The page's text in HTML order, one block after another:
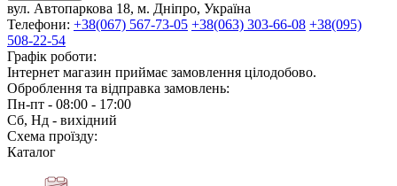
вул. Автопаркова 18, м. Дніпро, Україна
Телефони: +38(067) 567-73-05 +38(063) 303-66-08 +38(095)
508-22-54
Графік роботи:
Інтернет магазин приймає замовлення цілодобово.
Оброблення та відправка замовлень:
Пн-пт - 08:00 - 17:00
Сб, Нд - вихідний
Схема проїзду:
Каталог